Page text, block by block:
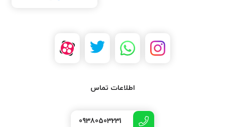
اطلاعات تماس
09380503231